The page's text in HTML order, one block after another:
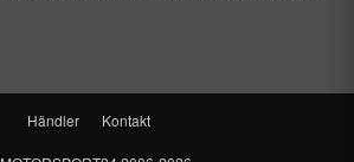
Händler Kontakt